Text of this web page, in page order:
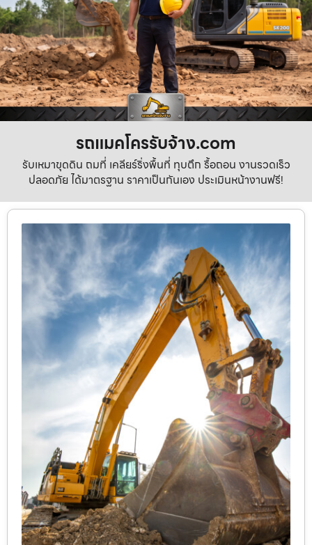
รถแมคโครรับจ้าง.com
รับเหมาขุดดิน ถมที่ เคลียร์ริ่งพื้นที่ ทุบตึก รื้อถอน งานรวดเร็ว
ปลอดภัย ได้มาตรฐาน ราคาเป็นกันเอง ประเมินหน้างานฟรี!